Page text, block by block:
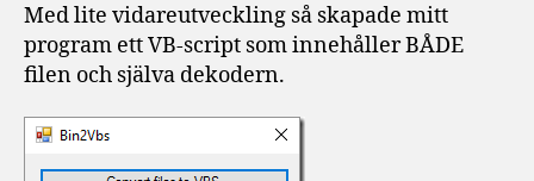
Med lite vidareutveckling så skapade mitt
program ett VB-script som innehåller BÅDE
filen och själva dekodern.